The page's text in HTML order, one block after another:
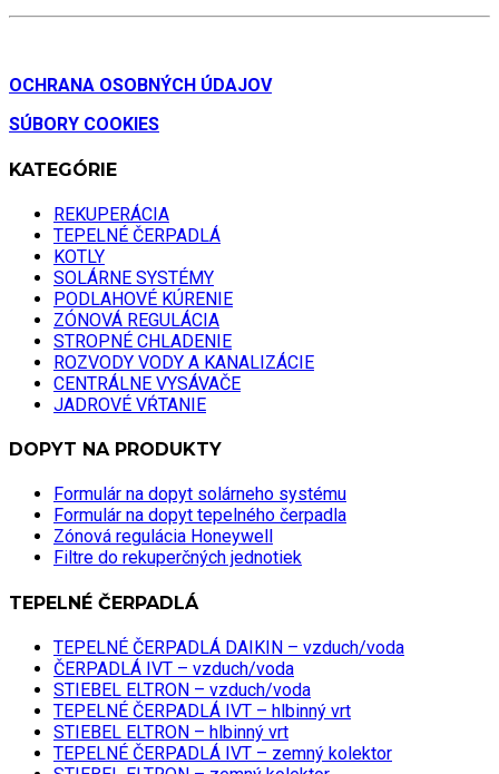
OCHRANA OSOBNÝCH ÚDAJOV
SÚBORY COOKIES
KATEGÓRIE
REKUPERÁCIA
TEPELNÉ ČERPADLÁ
KOTLY
SOLÁRNE SYSTÉMY
PODLAHOVÉ KÚRENIE
ZÓNOVÁ REGULÁCIA
STROPNÉ CHLADENIE
ROZVODY VODY A KANALIZÁCIE
CENTRÁLNE VYSÁVAČE
JADROVÉ VŔTANIE
DOPYT NA PRODUKTY
Formulár na dopyt solárneho systému
Formulár na dopyt tepelného čerpadla
Zónová regulácia Honeywell
Filtre do rekuperčných jednotiek
TEPELNÉ ČERPADLÁ
TEPELNÉ ČERPADLÁ DAIKIN – vzduch/voda
ČERPADLÁ IVT – vzduch/voda
STIEBEL ELTRON – vzduch/voda
TEPELNÉ ČERPADLÁ IVT – hlbinný vrt
STIEBEL ELTRON – hlbinný vrt
TEPELNÉ ČERPADLÁ IVT – zemný kolektor